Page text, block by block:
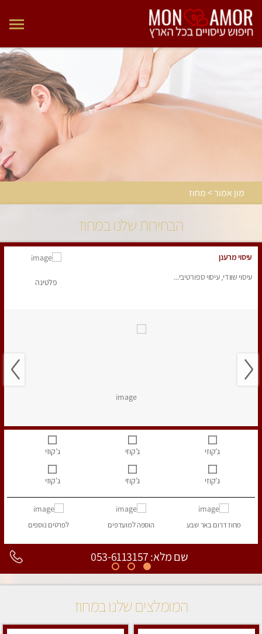
מון אמור > מחוז
הבחירות שלנו במחוז
עיסוי מרענן
עיסוי שוודי, עיסוי ספורטיבי...
פלטינה
ג’קוזי ג’קוזי ג’קוזי
ג’קוזי ג’קוזי ג’קוזי
מחוז דרוםבאר שבע הוספהלמועדפים לפרטים נוספים
שם מלא: 053-6113157
המומלצים שלנו במחוז